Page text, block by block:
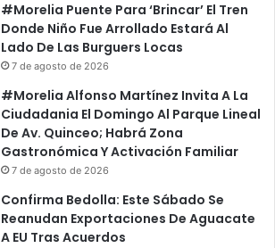
#Morelia Puente Para ‘Brincar’ El Tren
Donde Niño Fue Arrollado Estará Al
Lado De Las Burguers Locas
7 de agosto de 2026
#Morelia Alfonso Martínez Invita A La
Ciudadania El Domingo Al Parque Lineal
De Av. Quinceo; Habrá Zona
Gastronómica Y Activación Familiar
7 de agosto de 2026
Confirma Bedolla: Este Sábado Se
Reanudan Exportaciones De Aguacate
A EU Tras Acuerdos